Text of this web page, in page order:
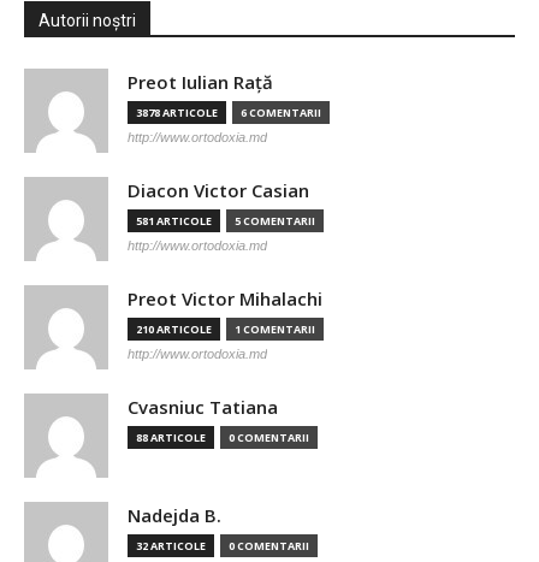
Autorii noștri
Preot Iulian Raţă
3878 ARTICOLE 6 COMENTARII
http://www.ortodoxia.md
Diacon Victor Casian
581 ARTICOLE 5 COMENTARII
http://www.ortodoxia.md
Preot Victor Mihalachi
210 ARTICOLE 1 COMENTARII
http://www.ortodoxia.md
Cvasniuc Tatiana
88 ARTICOLE 0 COMENTARII
Nadejda B.
32 ARTICOLE 0 COMENTARII